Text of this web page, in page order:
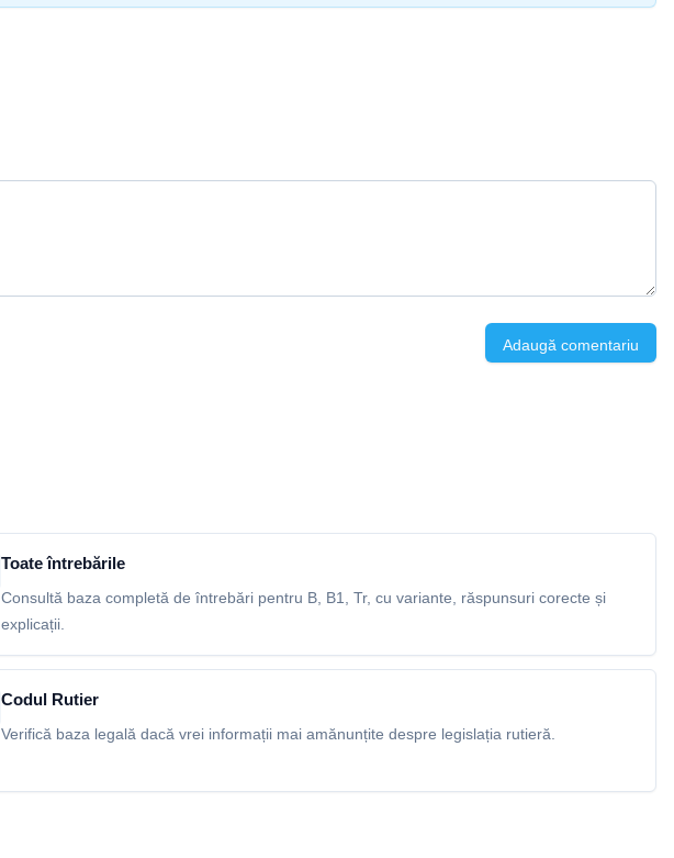
Adaugă comentariu
Toate întrebările
Consultă baza completă de întrebări pentru B, B1, Tr, cu variante, răspunsuri corecte și
explicații.
Codul Rutier
Verifică baza legală dacă vrei informații mai amănunțite despre legislația rutieră.